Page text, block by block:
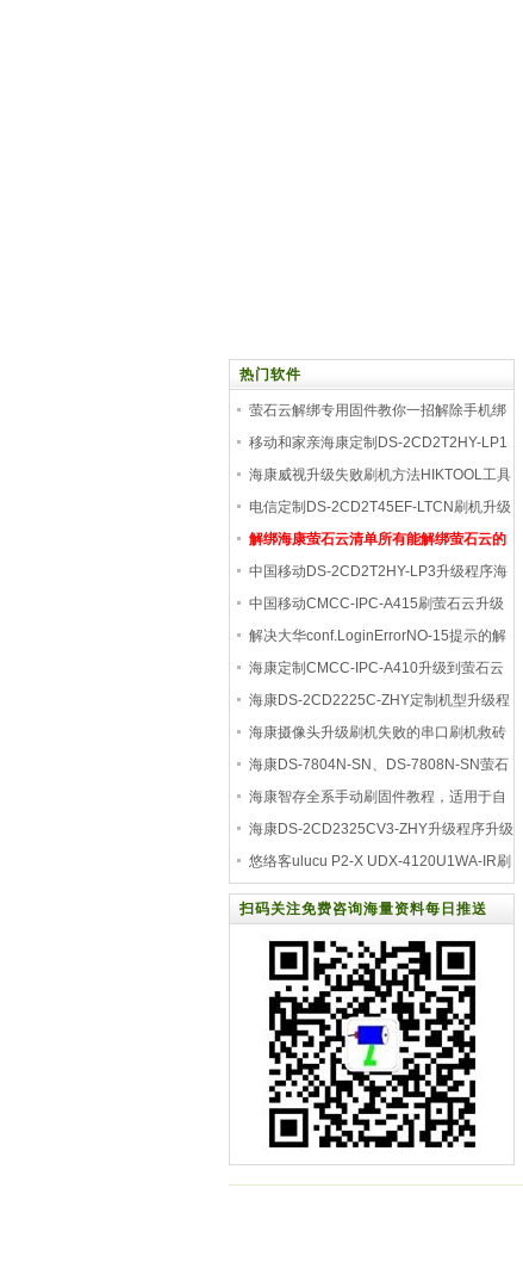
热门软件
萤石云解绑专用固件教你一招解除手机绑
定
移动和家亲海康定制DS-2CD2T2HY-LP1
刷机升级包
海康威视升级失败刷机方法HIKTOOL工具
刷机方法
电信定制DS-2CD2T45EF-LTCN刷机升级
成海康威视固件
解绑海康萤石云清单所有能解绑萤石云的
都在这
中国移动DS-2CD2T2HY-LP3升级程序海
康升级包升级后
中国移动CMCC-IPC-A415刷萤石云升级
程序 V5.5.120 b
解决大华conf.LoginErrorNO-15提示的解
决方法
海康定制CMCC-IPC-A410升级到萤石云
V5.5.120 build 22
海康DS-2CD2225C-ZHY定制机型升级程
序刷机方法及固
海康摄像头升级刷机失败的串口刷机救砖
方法
海康DS-7804N-SN、DS-7808N-SN萤石
云升级程序：V3.0.
海康智存全系手动刷固件教程，适用于自
动升级
海康DS-2CD2325CV3-ZHY升级程序升级
后支持海康及第
悠络客ulucu P2-X UDX-4120U1WA-IR刷
海康萤石云固件包
扫码关注免费咨询海量资料每日推送